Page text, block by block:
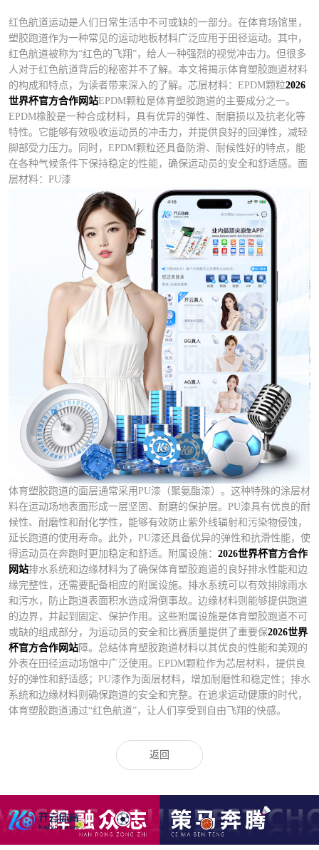
红色航道运动是人们日常生活中不可或缺的一部分。在体育场馆里，
塑胶跑道作为一种常见的运动地板材料广泛应用于田径运动。其中，
红色航道被称为“红色的飞翔”，给人一种强烈的视觉冲击力。但很多
人对于红色航道背后的秘密并不了解。本文将揭示体育塑胶跑道材料
的构成和特点，为读者带来深入的了解。芯层材料：EPDM颗粒2026
世界杯官方合作网站EPDM颗粒是体育塑胶跑道的主要成分之一。
EPDM橡胶是一种合成材料，具有优异的弹性、耐磨损以及抗老化等
特性。它能够有效吸收运动员的冲击力，并提供良好的回弹性，减轻
脚部受力压力。同时，EPDM颗粒还具备防滑、耐候性好的特点，能
在各种气候条件下保持稳定的性能，确保运动员的安全和舒适感。面
层材料：PU漆
体育塑胶跑道的面层通常采用PU漆（聚氨酯漆）。这种特殊的涂层材
料在运动场地表面形成一层坚固、耐磨的保护层。PU漆具有优良的耐
候性、耐磨性和耐化学性，能够有效防止紫外线辐射和污染物侵蚀，
延长跑道的使用寿命。此外，PU漆还具备优异的弹性和抗滑性能，使
得运动员在奔跑时更加稳定和舒适。附属设施： 2026世界杯官方合作
网站排水系统和边缘材料为了确保体育塑胶跑道的良好排水性能和边
缘完整性，还需要配备相应的附属设施。排水系统可以有效排除雨水
和污水，防止跑道表面积水造成滑倒事故。边缘材料则能够提供跑道
的边界，并起到固定、保护作用。这些附属设施是体育塑胶跑道不可
或缺的组成部分，为运动员的安全和比赛质量提供了重要保2026世界
杯官方合作网站障。总结体育塑胶跑道材料以其优良的性能和美观的
外表在田径运动场馆中广泛使用。EPDM颗粒作为芯层材料，提供良
好的弹性和舒适感；PU漆作为面层材料，增加耐磨性和稳定性；排水
系统和边缘材料则确保跑道的安全和完整。在追求运动健康的时代，
体育塑胶跑道通过“红色航道”，让人们享受到自由飞翔的快感。
返回